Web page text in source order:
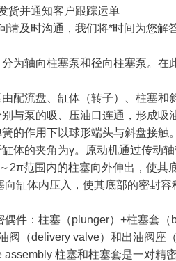
货并通知客户跟踪运单
请及时沟通，我们将*时间为您解
为轴向柱塞泵和径向柱塞泵。在
配流盘、缸体（转子）、柱塞和
与泵的吸、压油口连通，形成吸
的作用下以球形端头与斜盘接触
体的夹角为γ。原动机通过传动
2π范围内的柱塞向外伸出，使其
缸体内压入，使其底部的密封容
件：柱塞（plunger）+柱塞套（
阀（delivery valve）和出油阀座
柱塞和柱塞套是一对精